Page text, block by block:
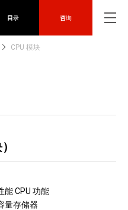
目录 咨询
CPU 模块
能 CPU 功能
量存储器